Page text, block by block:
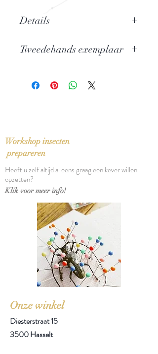
Details
van Belgisch en Nederlands Limburg
ISBN: 9789020912173
Verschijningsdatum: 1985
Aantal pagina's: 160
Tweedehands exemplaar
gebruikssporen
Workshop insecten
prepareren
Heeft u zelf altijd al eens graag een kever willen
opzetten?
Klik voor meer info!
Onze winkel
Diesterstraat 15
3500 Hasselt